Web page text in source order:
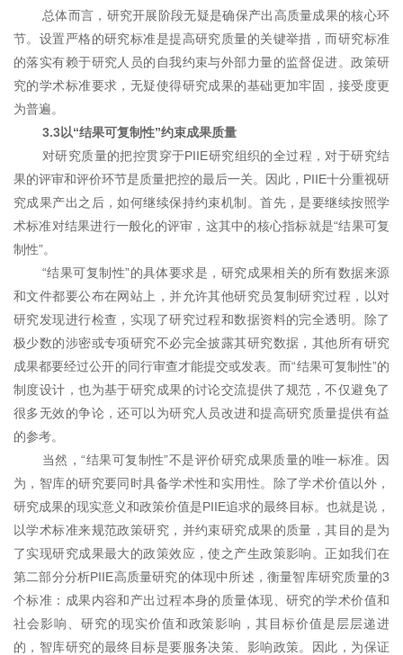
总体而言，研究开展阶段无疑是确保产出高质量成果的核心环
节。设置严格的研究标准是提高研究质量的关键举措，而研究标准
的落实有赖于研究人员的自我约束与外部力量的监督促进。政策研
究的学术标准要求，无疑使得研究成果的基础更加牢固，接受度更
为普遍。
3.3以“结果可复制性”约束成果质量
对研究质量的把控贯穿于PIIE研究组织的全过程，对于研究结
果的评审和评价环节是质量把控的最后一关。因此，PIIE十分重视研
究成果产出之后，如何继续保持约束机制。首先，是要继续按照学
术标准对结果进行一般化的评审，这其中的核心指标就是“结果可复
制性”。
“结果可复制性”的具体要求是，研究成果相关的所有数据来源
和文件都要公布在网站上，并允许其他研究员复制研究过程，以对
研究发现进行检查，实现了研究过程和数据资料的完全透明。除了
极少数的涉密或专项研究不必完全披露其研究数据，其他所有研究
成果都要经过公开的同行审查才能提交或发表。而“结果可复制性”的
制度设计，也为基于研究成果的讨论交流提供了规范，不仅避免了
很多无效的争论，还可以为研究人员改进和提高研究质量提供有益
的参考。
当然，“结果可复制性”不是评价研究成果质量的唯一标准。因
为，智库的研究要同时具备学术性和实用性。除了学术价值以外，
研究成果的现实意义和政策价值是PIIE追求的最终目标。也就是说，
以学术标准来规范政策研究，并约束研究成果的质量，其目的是为
了实现研究成果最大的政策效应，使之产生政策影响。正如我们在
第二部分分析PIIE高质量研究的体现中所述，衡量智库研究质量的3
个标准：成果内容和产出过程本身的质量体现、研究的学术价值和
社会影响、研究的现实价值和政策影响，其目标价值是层层递进
的，智库研究的最终目标是要服务决策、影响政策。因此，为保证